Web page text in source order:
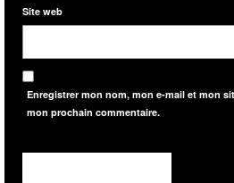
Site web
Enregistrer mon nom, mon e-mail et mon
mon prochain commentaire.